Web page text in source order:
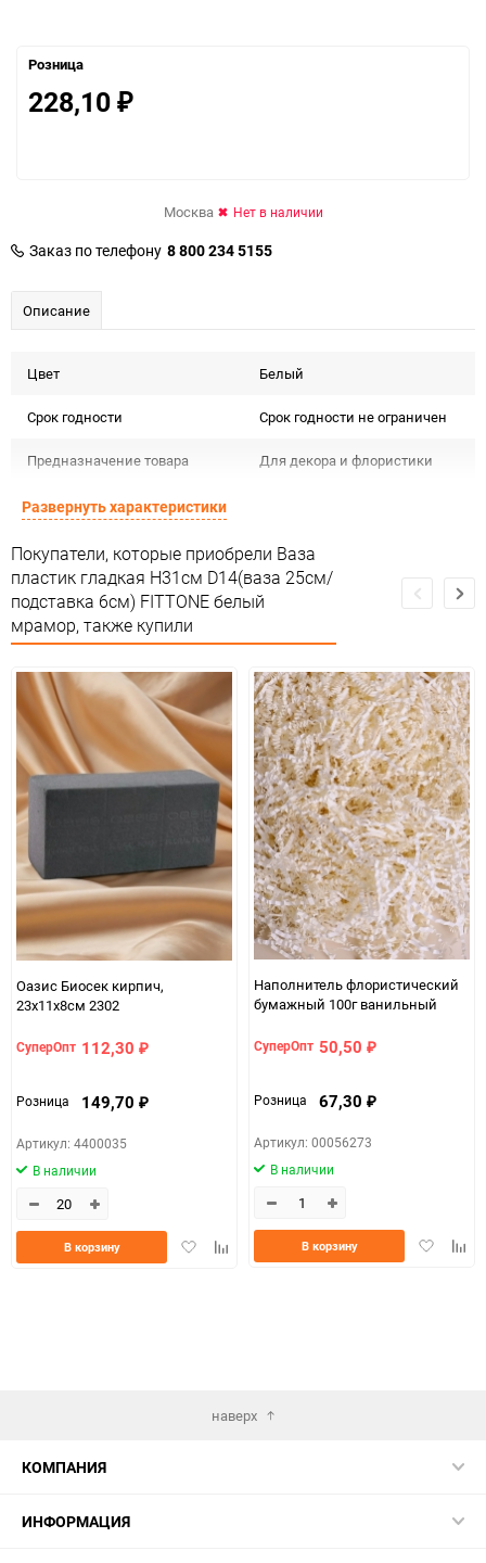
Розница
228,10 ₽
Москва Нет в наличии
Заказ по телефону 8 800 234 5155
Описание
Цвет Белый
Срок годности Срок годности не ограничен
Предназначение товара Для декора и флористики
Сертификация
Особые условия Особых условий не требует
Минимальное количество 1
Единица измерения
Развернуть характеристики
Покупатели, которые приобрели Ваза
пластик гладкая H31см D14(ваза 25см/
подставка 6см) FITTONE белый
мрамор, также купили
Оазис Биосек кирпич,
23х11х8см 2302
СуперОпт 112,30 ₽
Розница 149,70 ₽
Артикул: 4400035
В наличии
ДобавитьДобавить
В корзину
Наполнитель флористический
бумажный 100г ванильный
СуперОпт 50,50 ₽
Розница 67,30 ₽
Артикул: 00056273
В наличии
Добавить
В корзину
наверх
КОМПАНИЯ
ИНФОРМАЦИЯ